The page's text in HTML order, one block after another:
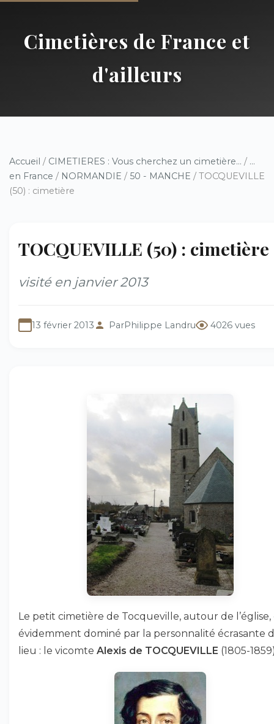
Cimetières de France et
d'ailleurs
Accueil / CIMETIERES : Vous cherchez un cimetière... / ...
en France / NORMANDIE / 50 - MANCHE / TOCQUEVILLE
(50) : cimetière
TOCQUEVILLE (50) : cimetière
visité en janvier 2013
13 février 2013 ParPhilippe Landru 4026 vues
Le petit cimetière de Tocqueville, autour de l’église,
évidemment dominé par la personnalité écrasante
lieu : le vicomte Alexis de TOCQUEVILLE (1805-